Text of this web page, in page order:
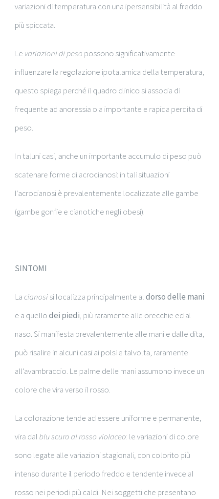
variazioni di temperatura con una ipersensibilità al freddo
più spiccata.
Le variazioni di peso possono significativamente
influenzare la regolazione ipotalamica della temperatura,
questo spiega perché il quadro clinico si associa di
frequente ad anoressia o a importante e rapida perdita di
peso.
In taluni casi, anche un importante accumulo di peso può
scatenare forme di acrocianosi: in tali situazioni
l’acrocianosi è prevalentemente localizzate alle gambe
(gambe gonfie e cianotiche negli obesi).
SINTOMI
Lacianosisi localizza principalmente aldorso delle mani
e a quellodei piedi, più raramente alle orecchie ed al
naso. Si manifesta prevalentemente alle mani e dalle dita,
può risalire in alcuni casi ai polsi e talvolta, raramente
all’avambraccio. Le palme delle mani assumono invece un
colore che vira verso il rosso.
La colorazione tende ad essere uniforme e permanente,
vira dalblu scuro al rosso violaceo: le variazioni di colore
sono legate alle variazioni stagionali, con colorito più
intenso durante il periodo freddo e tendente invece al
rosso nei periodi più caldi. Nei soggetti che presentano